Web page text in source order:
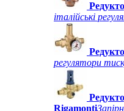
італійські
регулятори
Rigamonti